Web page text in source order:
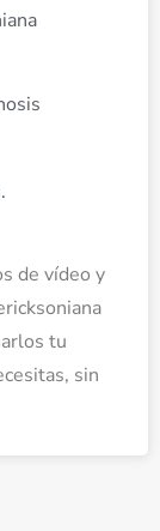
de vídeo y
tu
sin